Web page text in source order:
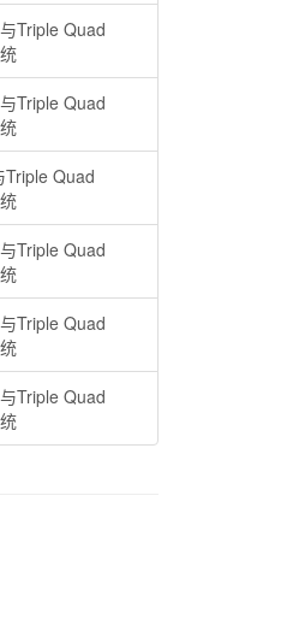
Triple Quad
Triple Quad
Quad
Triple Quad
Triple Quad
Triple Quad